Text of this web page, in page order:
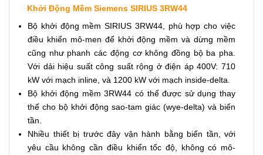
Khởi Động Mềm Siemens SIRIUS 3RW44
Bộ khởi động mềm SIRIUS 3RW44, phù hợp cho việc
điều khiển mô-men để khởi động mềm và dừng mềm
cũng như phanh các động cơ không đồng bộ ba pha.
Với dải hiệu suất công suất rộng ở điện áp 400V: 710
kW với mạch inline, và 1200 kW với mạch inside-delta.
Bộ khởi động mềm 3RW44 có thể được sử dụng thay
thế cho bộ khởi động sao-tam giác (wye-delta) và biến
tần.
Nhiều thiết bị trước đây vận hành bằng biến tần, với
yêu cầu không cần điều khiển tốc độ, không có mô-